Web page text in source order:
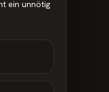
ein unnötig